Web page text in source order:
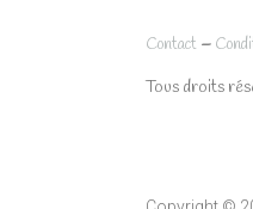
Contact –
Tous droits